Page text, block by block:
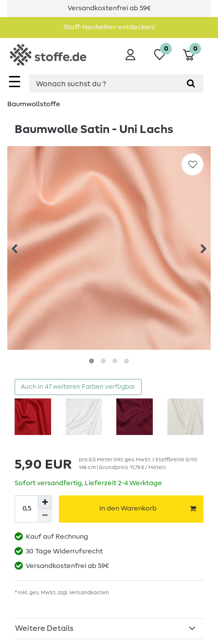
Versandkostenfrei ab 59€
Stoff-Neuheiten entdecken!
☰
0 0
Baumwollstoffe
Baumwolle Satin - Uni Lachs
Auch in 47 weiteren Farben verfügbar
5,90 EUR pro0,5 Meterinkl. ges. MwSt. ( Stoffbreite (cm):
148 cm | Grundpreis 11,79 € / Meter)
Sofort versandfertig, Lieferzeit 2-4 Werktage
In den Warenkorb
Kauf auf Rechnung
30 Tage Widerrufsrecht
Versandkostenfrei ab 59€
* inkl. ges. MwSt. zzgl. Versandkosten
Weitere Details